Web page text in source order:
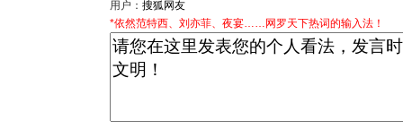
用户：
*依然范特西、刘亦菲、夜宴……网罗天下热词的输入法！